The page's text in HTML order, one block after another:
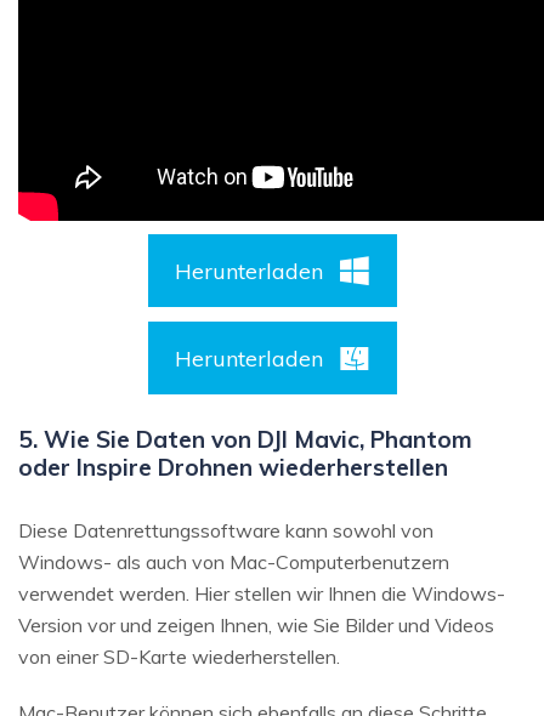
Herunterladen
Herunterladen
5. Wie Sie Daten von DJI Mavic, Phantom
oder Inspire Drohnen wiederherstellen
Diese Datenrettungssoftware kann sowohl von
Windows- als auch von Mac-Computerbenutzern
verwendet werden. Hier stellen wir Ihnen die Windows-
Version vor und zeigen Ihnen, wie Sie Bilder und Videos
von einer SD-Karte wiederherstellen.